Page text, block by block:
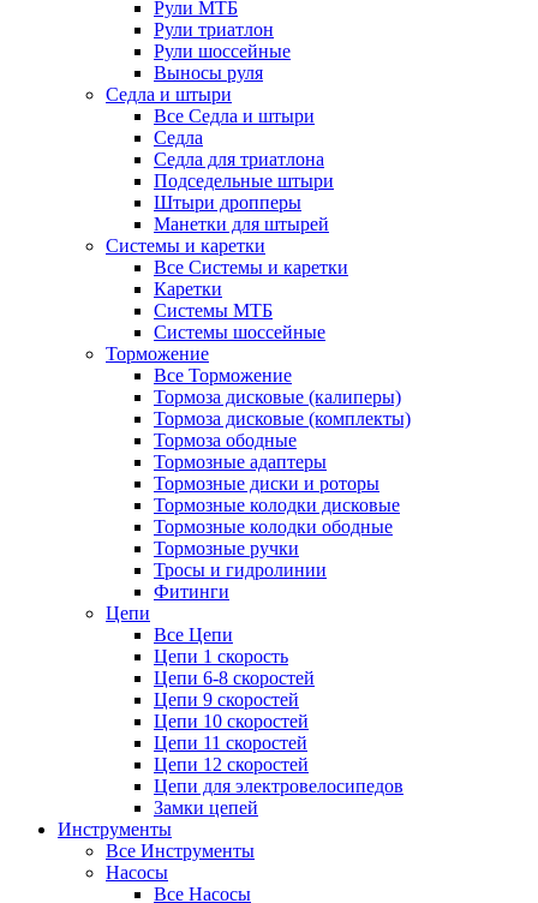
Рули МТБ
Рули триатлон
Рули шоссейные
Выносы руля
Седла и штыри
Все Седла и штыри
Седла
Седла для триатлона
Подседельные штыри
Штыри дропперы
Манетки для штырей
Системы и каретки
Все Системы и каретки
Каретки
Системы МТБ
Системы шоссейные
Торможение
Все Торможение
Тормоза дисковые (калиперы)
Тормоза дисковые (комплекты)
Тормоза ободные
Тормозные адаптеры
Тормозные диски и роторы
Тормозные колодки дисковые
Тормозные колодки ободные
Тормозные ручки
Тросы и гидролинии
Фитинги
Цепи
Все Цепи
Цепи 1 скорость
Цепи 6-8 скоростей
Цепи 9 скоростей
Цепи 10 скоростей
Цепи 11 скоростей
Цепи 12 скоростей
Цепи для электровелосипедов
Замки цепей
Инструменты
Все Инструменты
Насосы
Все Насосы